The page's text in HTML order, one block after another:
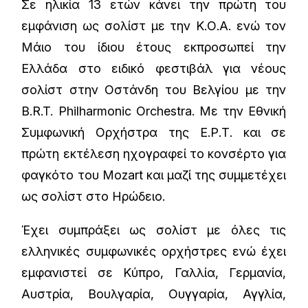
Σε ηλικία 13 ετών κάνει την πρώτη του
εμφάνιση ως σολίστ με την Κ.Ο.Α. ενώ τον
Μάιο του ίδιου έτους εκπροσωπεί την
Ελλάδα στο ειδικό φεστιβάλ για νέους
σολίστ στην Οστάνδη του Βελγίου με την
Β.R.T. Philharmonic Orchestra. Με την Εθνική
Συμφωνική Ορχήστρα της Ε.Ρ.Τ. και σε
πρώτη εκτέλεση ηχογραφεί το κονσέρτο για
φαγκότο του Mozart και μαζί της συμμετέχει
ως σολίστ στο Ηρώδειο.
Έχει συμπράξει ως σολίστ με όλες τις
ελληνικές συμφωνικές ορχήστρες ενώ έχει
εμφανιστεί σε Κύπρο, Γαλλία, Γερμανία,
Αυστρία, Βουλγαρία, Ουγγαρία, Αγγλία,